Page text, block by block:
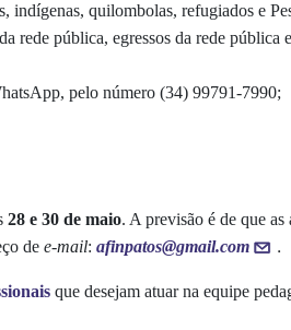
indígenas, quilombolas, refugiados e
rede pública, egressos da rede pública
pelo número (34) 99791-7990;
28 e 30 de maio. A previsão é de que
de e-mail: afinpatos@gmail.com .
que desejam atuar na equipe